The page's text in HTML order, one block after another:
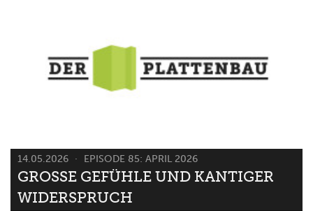
14.05.2026 EPISODE 85: APRIL 2026
GROSSE GEFÜHLE UND KANTIGER W
IDERSPRUCH